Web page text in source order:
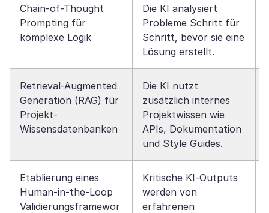
Chain-of-Thought
Prompting für
komplexe Logik
Die KI analysiert
Probleme Schritt für
Schritt, bevor sie eine
Lösung erstellt.
Retrieval-Augmented
Generation (RAG) für
Projekt-
Wissensdatenbanken
Die KI nutzt
zusätzlich internes
Projektwissen wie
APIs, Dokumentation
und Style Guides.
Etablierung eines
Human-in-the-Loop
Validierungsframewor
Kritische KI-Outputs
werden von
erfahrenen